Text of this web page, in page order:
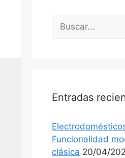
Buscar:
Entradas
Funcionalidad
clásica 20/04/